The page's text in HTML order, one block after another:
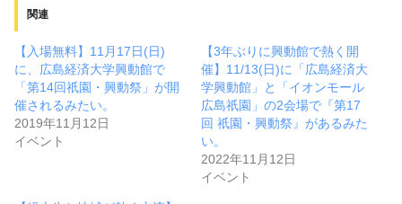
関連
【入場無料】11月17日(日)
に、広島経済大学興動館で
「第14回祇園・興動祭」が開
催されるみたい。
2019年11月12日
イベント
【3年ぶりに興動館で熱く開
催】11/13(日)に「広島経済大
学興動館」と「イオンモール
広島祇園」の2会場で『第17
回 祇園・興動祭』があるみた
い。
2022年11月12日
イベント